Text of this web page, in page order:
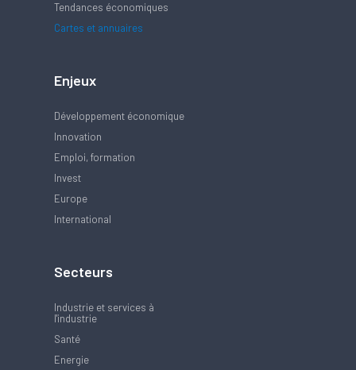
Tendances économiques
Cartes et annuaires
Enjeux
Développement économique
Innovation
Emploi, formation
Invest
Europe
International
Secteurs
Industrie et services à
l'industrie
Santé
Energie